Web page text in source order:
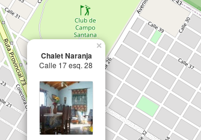
Chalet Naranja
Calle 17 esq. 28
×